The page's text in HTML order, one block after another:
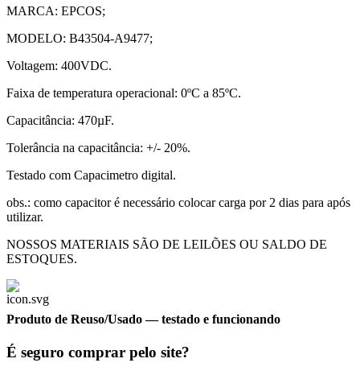
MARCA: EPCOS;
MODELO: B43504-A9477;
Voltagem: 400VDC.
Faixa de temperatura operacional: 0ºC a 85ºC.
Capacitância: 470µF.
Tolerância na capacitância: +/- 20%.
Testado com Capacimetro digital.
obs.: como capacitor é necessário colocar carga por 2 dias para após
utilizar.
NOSSOS MATERIAIS SÃO DE LEILÕES OU SALDO DE
ESTOQUES.
Produto de Reuso/Usado— testado e funcionando
É seguro comprar pelo site?